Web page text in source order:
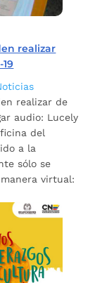
realizar
realizar de
audio: Lucely
del
a la
sólo se
virtual: